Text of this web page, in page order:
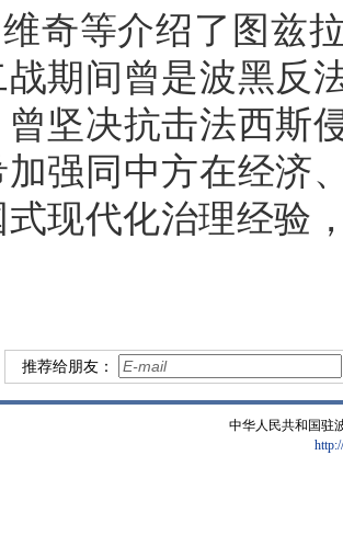
奇等介绍了图兹
期间曾是波黑反
坚决抗击法西斯
强同中方在经济
现代化治理经验
推荐给朋友：
中华人民共和国驻